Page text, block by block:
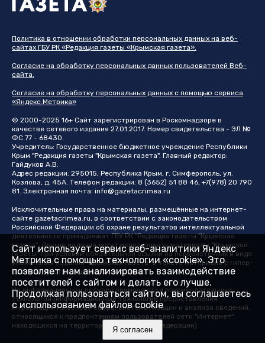
Политика в отношении обработки персональных данных на веб-
сайтах ГБУ РК «Редакция газеты «Крымская газета».
Согласие на обработку персональных данных пользователей Веб-
сайта.
Согласие на обработку персональных данных с помощью сервиса
«Яндекс.Метрика»
© 2000-2025 16+ Сайт зарегистрирован в Роскомнадзоре в
качестве сетевого издания 27.01.2017. Номер свидетельства - ЭЛ №
ФС 77 - 68430.
Учредитель: Государственное бюджетное учреждение Республики
Крым "Редакция газеты "Крымская газета". Главный редактор:
Гайдуков А.В.
Адрес редакции: 295015, Республика Крым, г. Симферополь, ул.
Козлова, д. 45А. Телефон редакции: 8 (3652) 51 88 46, +7(978) 20 790
81. Электронная почта: info@gazetacrimea.ru
Исключительные права на материалы, размещённые на интернет-
сайте gazetacrimea.ru, в соответствии с законодательством
Российской Федерации об охране результатов интеллектуальной
деятельности принадлежат ГБУ РК "Редакция газеты "Крымская
газета". Другие издания могут использовать материалы "Крымской
газеты" при условии обязательной ссылки на первоисточник в виде
упоминания издания "Крымская газета" в тексте материала с гипер-
ссылкой на страницу-первоисточник
На информационном ресурсе применяются рекомендательные
технологии (информационные технологии предоставления
информации на основе сбора, систематизации и анализа сведений,
относящихся к предпочтениям пользователей сети "Интернет",
находящихся на территории Российской Федерации)
Сайт использует сервис веб-аналитики Яндекс
Метрика с помощью технологии «cookie». Это
позволяет нам анализировать взаимодействие
посетителей с сайтом и делать его лучше.
Продолжая пользоваться сайтом, вы соглашаетесь
с использованием файлов cookie
Я согласен